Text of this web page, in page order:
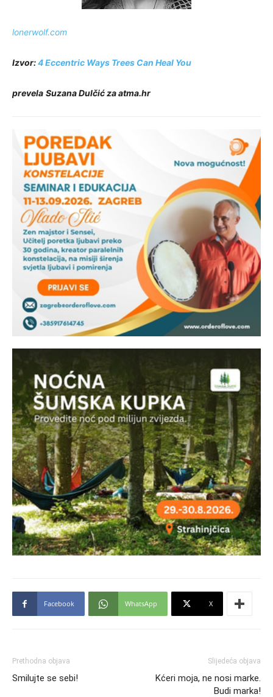
lonerwolf.com
Izvor:4 Eccentric Ways Trees Can Heal You
prevela Suzana Dulčić za atma.hr
Facebook WhatsApp X
Prethodna objava
Smilujte se sebi!
Slijedeća objava
Kćeri moja, ne nosi marke.
Budi marka!